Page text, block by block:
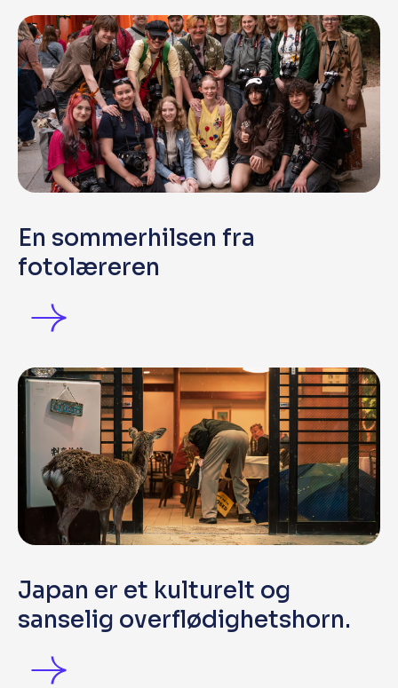
En sommerhilsen fra
fotolæreren
Japan er et kulturelt og
sanselig overflødighetshorn.